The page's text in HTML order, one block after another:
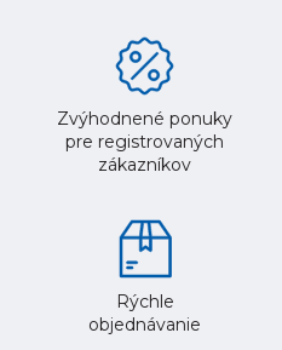
Zvýhodnené ponuky
pre registrovaných
zákazníkov
Rýchle
objednávanie